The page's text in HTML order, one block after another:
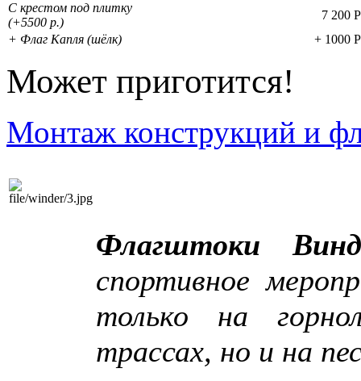
С крестом под плитку
(+5500 р.)
7 200
+ Флаг Капля (шёлк)
+ 1000
Может приготится!
Монтаж конструкций и
Флагштоки
спортивное
только на
трассах, но и на